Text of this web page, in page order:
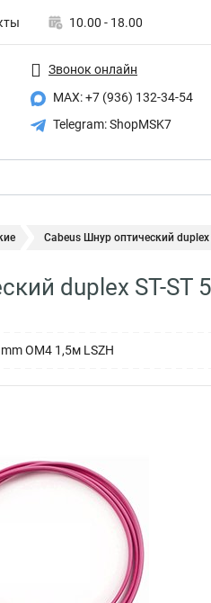
10.00 - 18.00
Звонок онлайн
MAX: +7 (936) 132-34-54
Telegram: ShopMSK7
Cabeus Шнур оптический duplex
duplex ST-ST
OM4 1,5м LSZH